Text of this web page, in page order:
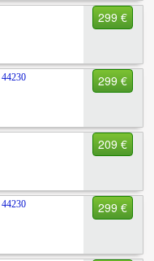
299 €
299 €
44230
209 €
299 €
44230